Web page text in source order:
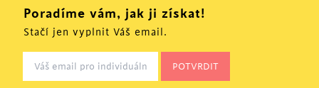
Poradíme vám, jak ji získat!
Stačí jen vyplnit Váš email.